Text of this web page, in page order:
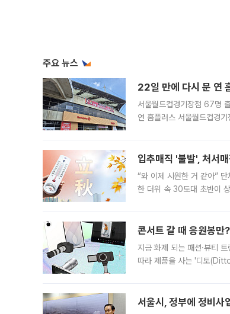
주요 뉴스
22일 만에 다시 문 연
서울월드컵경기장점 67명
연 홈플러스 서울월드컵경
입추매직 '불발', 처서
“와 이제 시원한 거 같아”
한 더위 속 30도대 초반이
콘서트 갈 때 응원봉
지금 화제 되는 패션·뷰티
따라 제품을 사는 '디토
서울시, 정부에 정비